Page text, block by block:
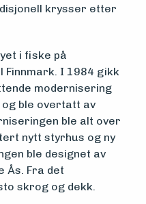
krysser etter
i fiske på
I 1984 gikk
modernisering
ble overtatt av
ble alt over
nytt styrhus og ny
ble designet av
Ås. Fra det
skrog og dekk.